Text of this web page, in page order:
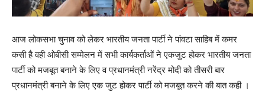
आज लोकसभा चुनाव को लेकर भारतीय जनता पार्टी ने पांवटा साहिब में कमर
कसी है वही ओबीसी सम्मेलन में सभी कार्यकर्ताओं ने एकजुट होकर भारतीय जनता
पार्टी को मजबूत बनाने के लिए व प्रधानमंत्री नरेंद्र मोदी को तीसरी बार
प्रधानमंत्री बनाने के लिए एक जुट होकर पार्टी को मजबूत करने की बात कही ।